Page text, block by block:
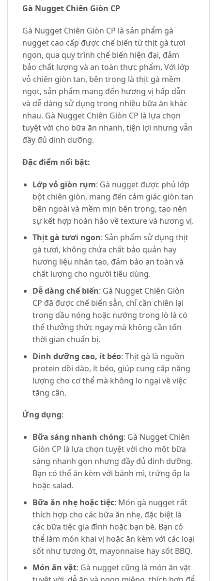
Gà Nugget Chiên Giòn CP
Gà Nugget Chiên Giòn CP là sản phẩm gà
nugget cao cấp được chế biến từ thịt gà tươi
ngon, qua quy trình chế biến hiện đại, đảm
bảo chất lượng và an toàn thực phẩm. Với lớp
vỏ chiên giòn tan, bên trong là thịt gà mềm
ngọt, sản phẩm mang đến hương vị hấp dẫn
và dễ dàng sử dụng trong nhiều bữa ăn khác
nhau. Gà Nugget Chiên Giòn CP là lựa chọn
tuyệt vời cho bữa ăn nhanh, tiện lợi nhưng vẫn
đầy đủ dinh dưỡng.
Đặc điểm nổi bật:
Lớp vỏ giòn rụm: Gà nugget được phủ lớp
bột chiên giòn, mang đến cảm giác giòn tan
bên ngoài và mềm mịn bên trong, tạo nên
sự kết hợp hoàn hảo về texture và hương vị.
Thịt gà tươi ngon: Sản phẩm sử dụng thịt
gà tươi, không chứa chất bảo quản hay
hương liệu nhân tạo, đảm bảo an toàn và
chất lượng cho người tiêu dùng.
Dễ dàng chế biến: Gà Nugget Chiên Giòn
CP đã được chế biến sẵn, chỉ cần chiên lại
trong dầu nóng hoặc nướng trong lò là có
thể thưởng thức ngay mà không cần tốn
thời gian chuẩn bị.
Dinh dưỡng cao, ít béo: Thịt gà là nguồn
protein dồi dào, ít béo, giúp cung cấp năng
lượng cho cơ thể mà không lo ngại về việc
tăng cân.
Ứng dụng:
Bữa sáng nhanh chóng: Gà Nugget Chiên
Giòn CP là lựa chọn tuyệt vời cho một bữa
sáng nhanh gọn nhưng đầy đủ dinh dưỡng.
Bạn có thể ăn kèm với bánh mì, trứng ốp la
hoặc salad.
Bữa ăn nhẹ hoặc tiệc: Món gà nugget rất
thích hợp cho các bữa ăn nhẹ, đặc biệt là
các bữa tiệc gia đình hoặc bạn bè. Bạn có
thể làm món khai vị hoặc ăn kèm với các loại
sốt như tương ớt, mayonnaise hay sốt BBQ.
Món ăn vặt: Gà nugget cũng là món ăn vặt